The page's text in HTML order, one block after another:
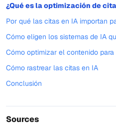
¿Qué es la optimización de
Por qué las citas en IA importan
Cómo eligen los sistemas de IA
Cómo optimizar el contenido
Cómo rastrear las citas en IA
Conclusión
Sources